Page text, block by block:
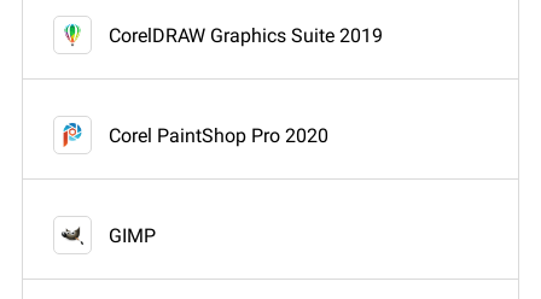
CorelDRAW Graphics Suite 2019
Corel PaintShop Pro 2020
GIMP